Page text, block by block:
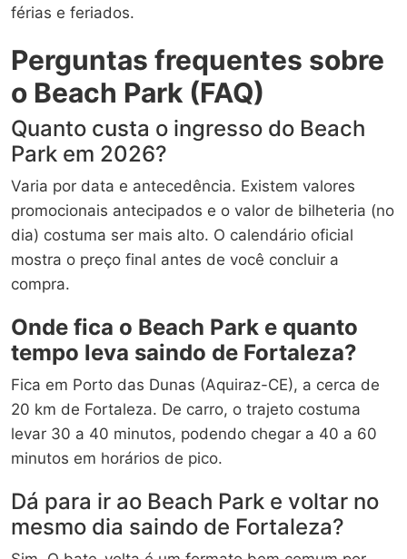
férias e feriados.
Perguntas frequentes sobre
o Beach Park (FAQ)
Quanto custa o ingresso do Beach
Park em 2026?
Varia por data e antecedência. Existem valores
promocionais antecipados e o valor de bilheteria (no
dia) costuma ser mais alto. O calendário oficial
mostra o preço final antes de você concluir a
compra.
Onde fica o Beach Park e quanto
tempo leva saindo de Fortaleza?
Fica em Porto das Dunas (Aquiraz-CE), a cerca de
20 km de Fortaleza. De carro, o trajeto costuma
levar 30 a 40 minutos, podendo chegar a 40 a 60
minutos em horários de pico.
Dá para ir ao Beach Park e voltar no
mesmo dia saindo de Fortaleza?